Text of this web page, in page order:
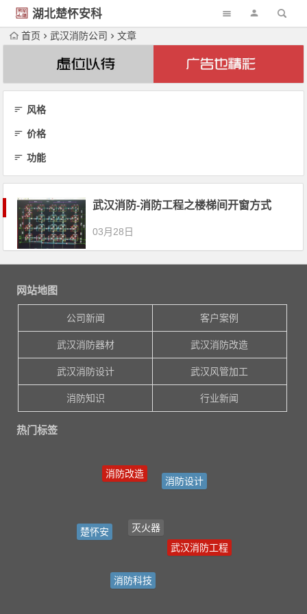
湖北楚怀安科
技首页 武汉消防公司 文章
风格
价格
功能
武汉消防-消防工程之楼梯间开窗方式
03月28日
网站地图
公司新闻 客户案例
武汉消防器材 武汉消防改造
武汉消防设计 武汉风管加工
消防知识 行业新闻
热门标签
消防改造
消防设计
楚怀安
灭火器
武汉消防工程
消防科技